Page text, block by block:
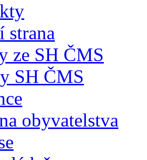
strana
ze SH ČMS
SH ČMS
obyvatelstva